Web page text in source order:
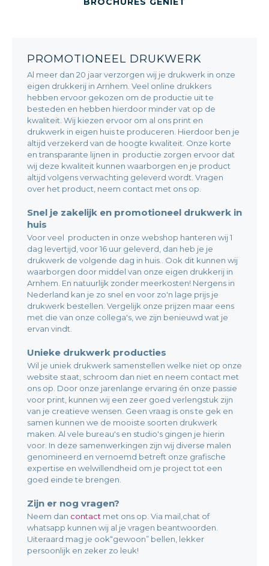
PROMOTIONEEL DRUKWERK
Al meer dan 20 jaar verzorgen wij je drukwerk in onze
eigen drukkerij in Arnhem. Veel online drukkers
hebben ervoor gekozen om de productie uit te
besteden en hebben hierdoor minder vat op de
kwaliteit. Wij kiezen ervoor om al ons print en
drukwerk in eigen huis te produceren. Hierdoor ben je
altijd verzekerd van de hoogte kwaliteit. Onze korte
en transparante lijnen in productie zorgen ervoor dat
wij deze kwaliteit kunnen waarborgen en je product
altijd volgens verwachting geleverd wordt. Vragen
over het product, neem contact met ons op.
Snel je zakelijk en promotioneel drukwerk in
huis
Voor veel producten in onze webshop hanteren wij 1
dag levertijd, voor 16 uur geleverd, dan heb je je
drukwerk de volgende dag in huis.. Ook dit kunnen wij
waarborgen door middel van onze eigen drukkerij in
Arnhem. En natuurlijk zonder meerkosten! Nergens in
Nederland kan je zo snel en voor zo'n lage prijs je
drukwerk bestellen. Vergelijk onze prijzen maar eens
met die van onze collega's, we zijn benieuwd wat je
ervan vindt.
Unieke drukwerk producties
Wil je uniek drukwerk samenstellen welke niet op onze
website staat, schroom dan niet en neem contact met
ons op. Door onze jarenlange ervaring én onze passie
voor print, kunnen wij een zeer goed verlengstuk zijn
van je creatieve wensen. Geen vraag is ons te gek en
samen kunnen we de mooiste soorten drukwerk
maken. Al vele bureau's en studio's gingen je hierin
voor. In deze samenwerkingen zijn wij diverse malen
genomineerd en vernoemd betreft onze grafische
expertise en welwillendheid om je project tot een
goed einde te brengen.
Zijn er nog vragen?
Neem dan contact met ons op. Via mail,chat of
whatsapp kunnen wij al je vragen beantwoorden.
Uiteraard mag je ook“gewoon” bellen, lekker
persoonlijk en zeker zo leuk!